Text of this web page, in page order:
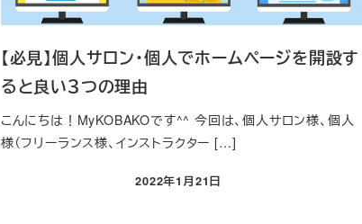
【必見】個人サロン・個人でホームページを開設す
ると良い３つの理由
こんにちは！MyKOBAKOです^^ 今回は、個人サロン様、個人
様（フリーランス様、インストラクター […]
投稿日
2022年1月21日